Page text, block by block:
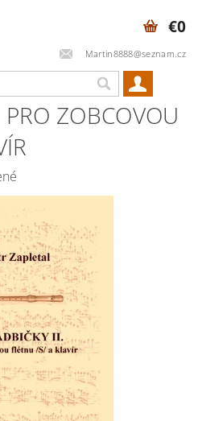
Martin8888@seznam.cz
€0
ZOBCOVOU